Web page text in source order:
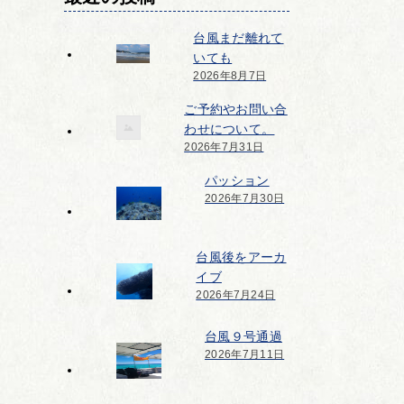
台風まだ離れて
いても
2026年8月7日
ご予約やお問い合
わせについて。
2026年7月31日
パッション
2026年7月30日
台風後をアーカ
イブ
2026年7月24日
台風９号通過
2026年7月11日